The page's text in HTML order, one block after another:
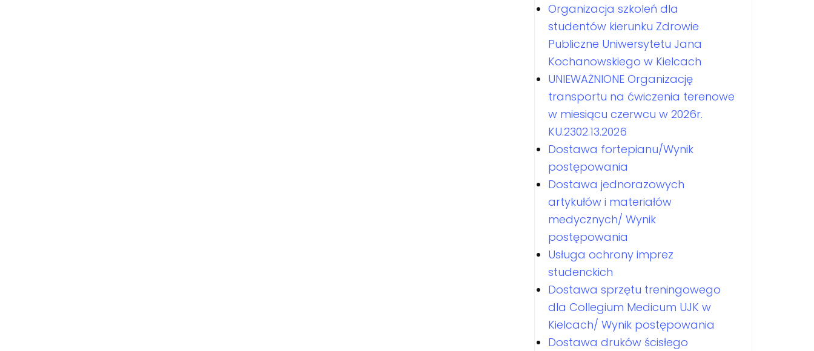
Organizacja szkoleń dla
studentów kierunku Zdrowie
Publiczne Uniwersytetu Jana
Kochanowskiego w Kielcach
UNIEWAŻNIONE Organizację
transportu na ćwiczenia terenowe
w miesiącu czerwcu w 2026r.
KU.2302.13.2026
Dostawa fortepianu/Wynik
postępowania
Dostawa jednorazowych
artykułów i materiałów
medycznych/ Wynik
postępowania
Usługa ochrony imprez
studenckich
Dostawa sprzętu treningowego
dla Collegium Medicum UJK w
Kielcach/ Wynik postępowania
Dostawa druków ścisłego